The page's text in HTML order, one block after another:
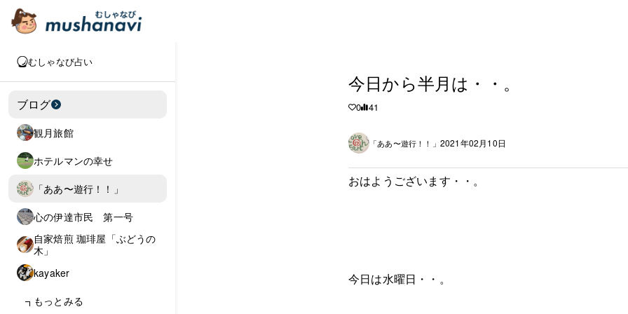
むしゃなび占い
ブログ
観月旅館
ホテルマンの幸せ
「ああ〜遊行！！」
心の伊達市民 第一号
自家焙煎 珈琲屋「ぶどうの
木」
kayaker
もっとみる
今日から半月は・・。
0 41
「ああ〜遊行！！」 2021年02月10日
おはようございます・・。
今日は水曜日・・。